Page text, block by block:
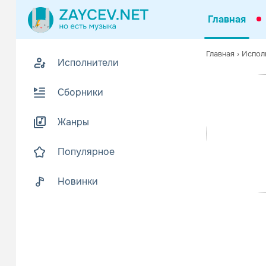
Главная
Исполнители
Сборники
Жанры
Популярное
Новинки
Главная ›
ASP